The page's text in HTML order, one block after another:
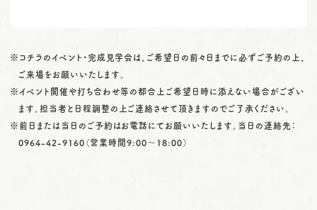
※コチラのイベント・完成見学会は、ご希望日の前々日までに必ずご予約の上、
ご来場をお願いいたします。
※イベント開催や打ち合わせ等の都合上ご希望日時に添えない場合がござい
ます。担当者と日程調整の上ご連絡させて頂きますのでご了承ください。
※前日または当日のご予約はお電話にてお願いいたします。当日の連絡先：
0964-42-9160（営業時間9:00〜18:00）